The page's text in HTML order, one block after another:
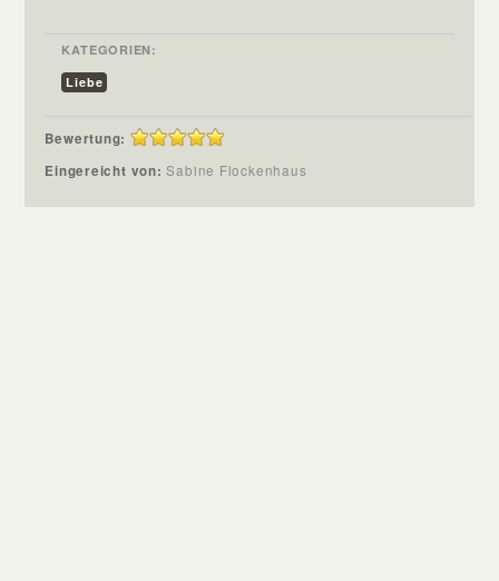
KATEGORIEN:
Liebe
Bewertung:
Eingereicht von:Sabine Flockenhaus